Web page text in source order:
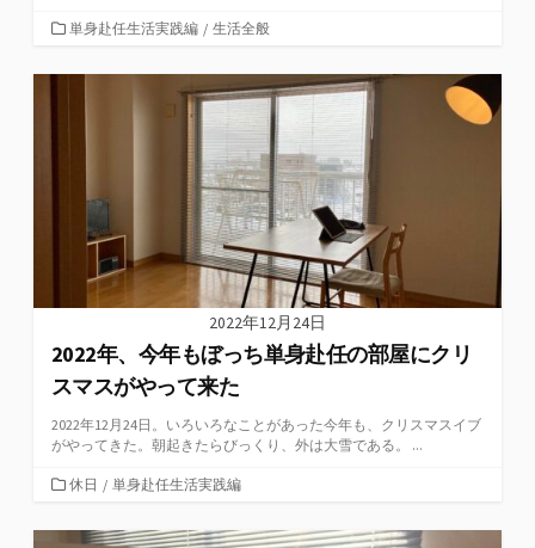
カ
ゴ
単身赴任生活実践編 / 生活全般
2022年12月24日
2022年、今年もぼっち単身赴任の部屋にクリ
スマスがやって来た
2022年12月24日。いろいろなことがあった今年も、クリスマスイブ
がやってきた。朝起きたらびっくり、外は大雪である。 ...
カ
ゴ
休日 / 単身赴任生活実践編